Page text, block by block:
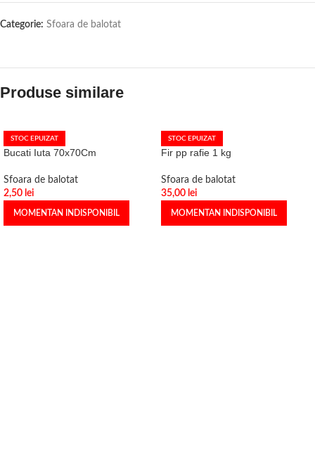
Categorie: Sfoara de balotat
Produse similare
STOC EPUIZAT
Bucati Iuta 70x70Cm
Sfoara de balotat
2,50 lei
MOMENTAN INDISPONIBIL
STOC EPUIZAT
Fir pp rafie 1 kg
Sfoara de balotat
35,00 lei
MOMENTAN INDISPONIBIL